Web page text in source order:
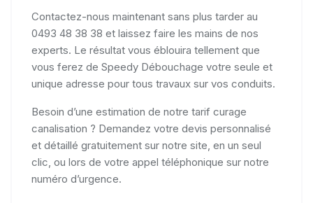
Contactez-nous maintenant sans plus tarder au
0493 48 38 38 et laissez faire les mains de nos
experts. Le résultat vous éblouira tellement que
vous ferez de Speedy Débouchage votre seule et
unique adresse pour tous travaux sur vos conduits.
Besoin d’une estimation de notre tarif curage
canalisation ? Demandez votre devis personnalisé
et détaillé gratuitement sur notre site, en un seul
clic, ou lors de votre appel téléphonique sur notre
numéro d’urgence.